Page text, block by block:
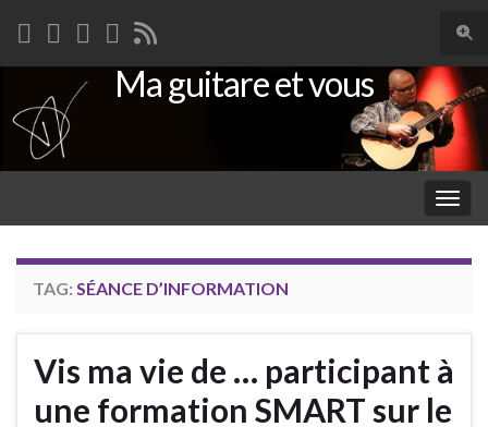
Search for:
Ma guitare et vous
TAG: SÉANCE D’INFORMATION
Vis ma vie de … participant à
une formation SMART sur le